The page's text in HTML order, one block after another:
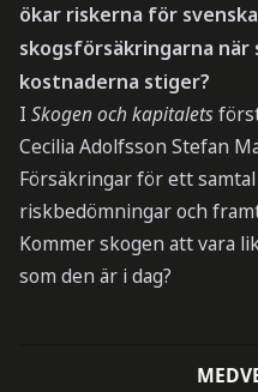
ökar riskerna för
skogsförsäkringarna när
kostnaderna stiger?
I Skogen och kapitalets
Cecilia Adolfsson Stefan
Försäkringar för ett
riskbedömningar och
Kommer skogen att vara
som den är i dag?